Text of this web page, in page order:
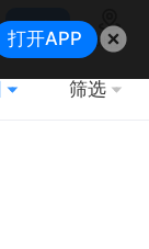
搜索
地图
筛选
打开APP